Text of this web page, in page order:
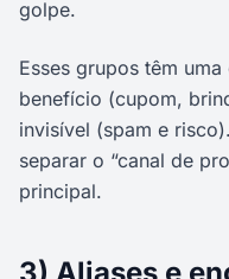
golpe.
Esses grupos têm
benefício (cupom,
invisível (spam e
separar o “canal de
principal.